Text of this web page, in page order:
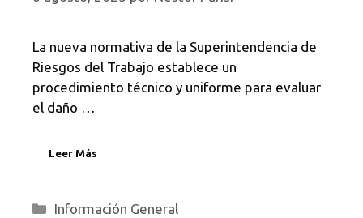
La nueva normativa de la Superintendencia de
Riesgos del Trabajo establece un
procedimiento técnico y uniforme para evaluar
el daño …
Leer Más
Categorías
Información General